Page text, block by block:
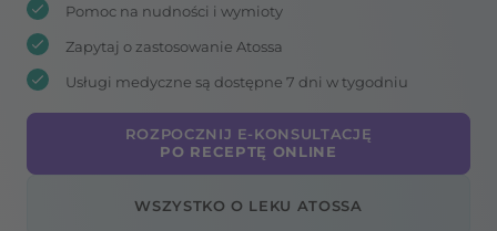
Pomoc na nudności i wymioty
Zapytaj o zastosowanie Atossa
Usługi medyczne są dostępne 7 dni w tygodniu
ROZPOCZNIJ E-KONSULTACJĘ
PO RECEPTĘ ONLINE
WSZYSTKO O LEKU ATOSSA